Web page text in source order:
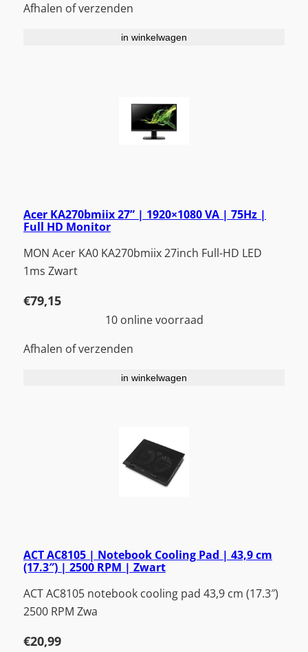
Afhalen of verzenden
in winkelwagen
Acer KA270bmiix 27” | 1920×1080 VA | 75Hz |
Full HD Monitor
MON Acer KA0 KA270bmiix 27inch Full-HD LED
1ms Zwart
€79,15
10 online voorraad
Afhalen of verzenden
in winkelwagen
ACT AC8105 | Notebook Cooling Pad | 43,9 cm
(17.3″) | 2500 RPM | Zwart
ACT AC8105 notebook cooling pad 43,9 cm (17.3″)
2500 RPM Zwa
€20,99